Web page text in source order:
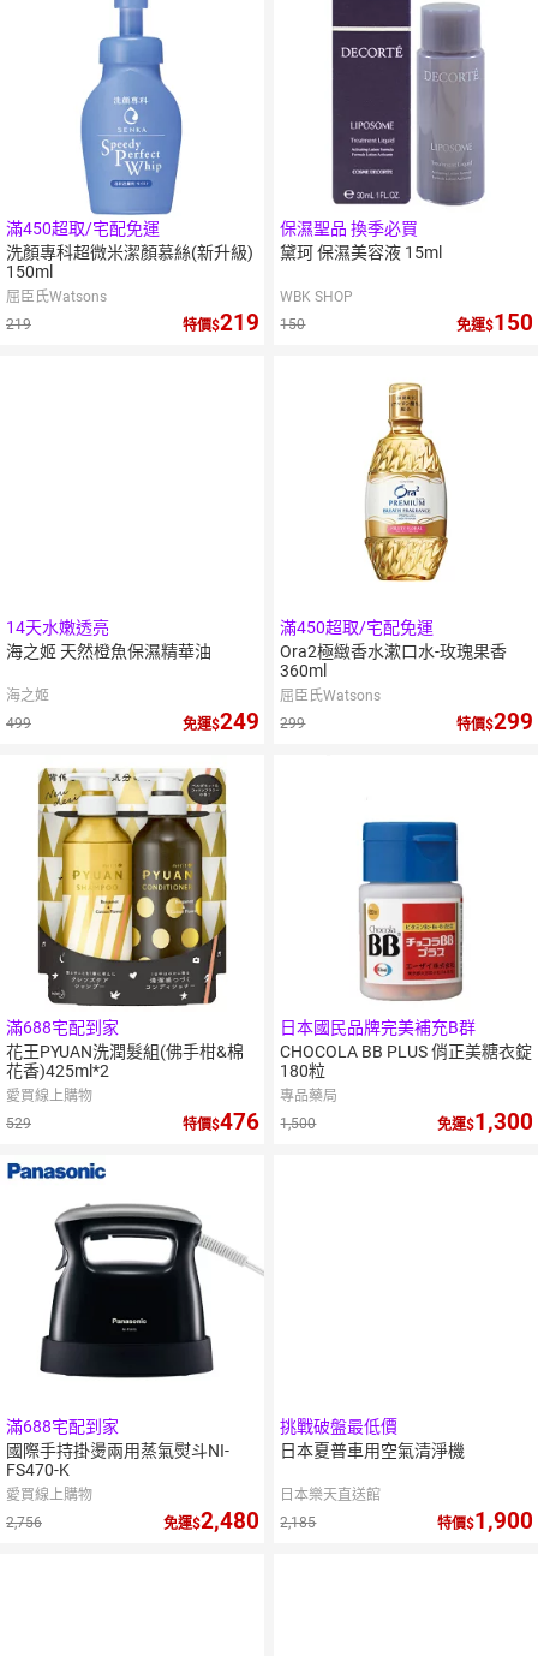
滿450超取/宅配免運
洗顏專科超微米潔顏慕絲(新升級)
150ml
屈臣氏Watsons
219
特價 219
保濕聖品 換季必買
黛珂 保濕美容液 15ml
WBK SHOP
150
免運 150
14天水嫩透亮
海之姬 天然橙魚保濕精華油
海之姬
499
免運 249
滿450超取/宅配免運
Ora2極緻香水漱口水-玫瑰果香
360ml
屈臣氏Watsons
299
特價 299
滿688宅配到家
花王PYUAN洗潤髮組(佛手柑&棉
花香)425ml*2
愛買線上購物
529
特價 476
日本國民品牌完美補充B群
CHOCOLA BB PLUS 俏正美糖衣錠
180粒
專品藥局
1,500
免運 1,300
滿688宅配到家
國際手持掛燙兩用蒸氣熨斗NI-
FS470-K
愛買線上購物
2,756
免運 2,480
挑戰破盤最低價
日本夏普車用空氣清淨機
日本樂天直送館
2,185
特價 1,900